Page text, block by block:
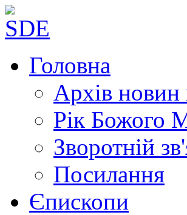
Головна
Архів новин
Рік Божого
Зворотній
Посилання
Єпископи